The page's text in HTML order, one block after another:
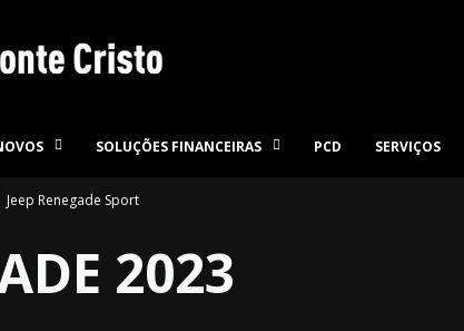
SOLUÇÕES FINANCEIRAS PCD SERVIÇOS
Jeep Renegade Sport
2023